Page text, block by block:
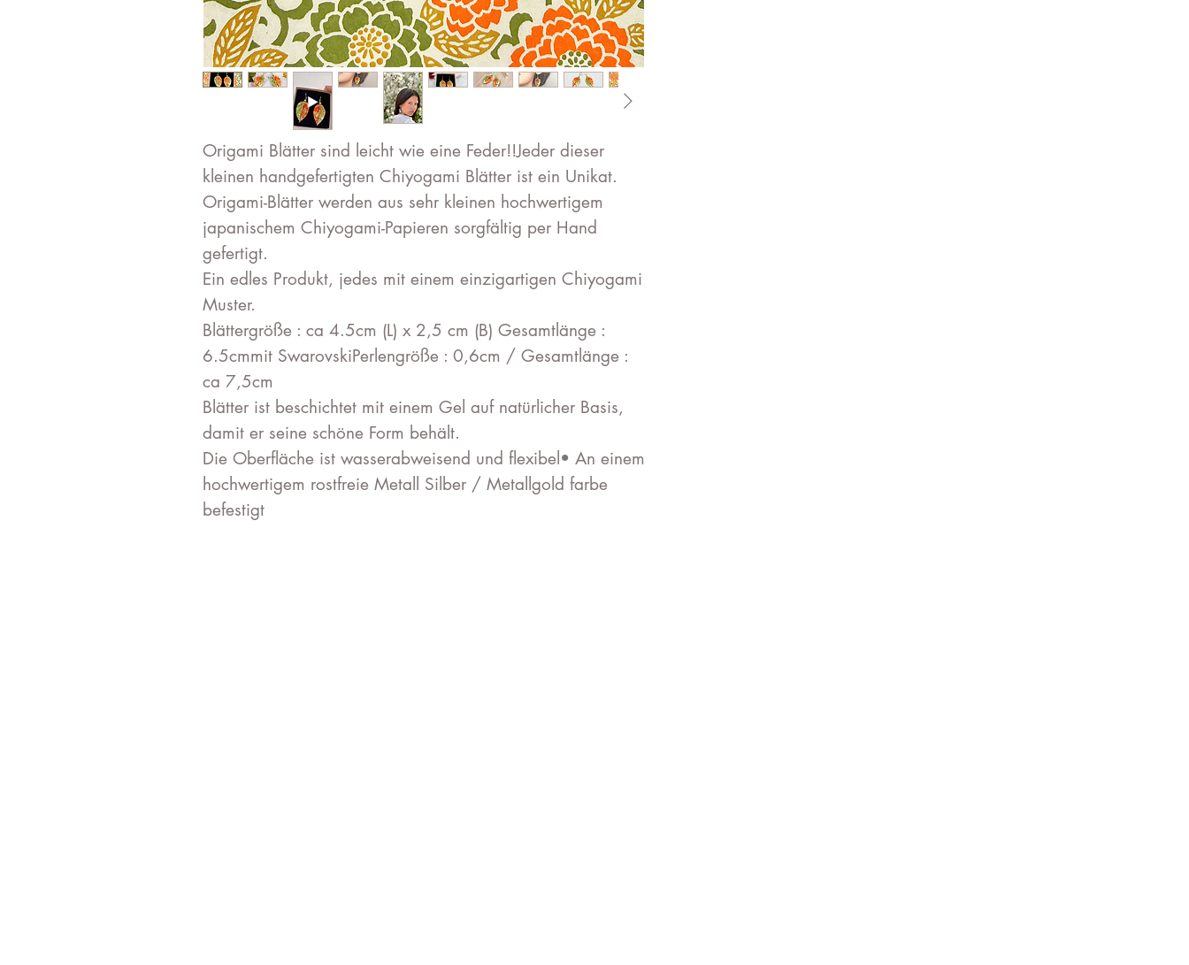
Origami Blätter sind leicht wie eine Feder!!Jeder dieser
kleinen handgefertigten Chiyogami Blätter ist ein Unikat.
Origami-Blätter werden aus sehr kleinen hochwertigem
japanischem Chiyogami-Papieren sorgfältig per Hand
gefertigt.
Ein edles Produkt, jedes mit einem einzigartigen Chiyogami
Muster.
Blättergröße : ca 4.5cm (L) x 2,5 cm (B) Gesamtlänge :
6.5cmmit SwarovskiPerlengröße : 0,6cm / Gesamtlänge :
ca 7,5cm
Blätter ist beschichtet mit einem Gel auf natürlicher Basis,
damit er seine schöne Form behält.
Die Oberfläche ist wasserabweisend und flexibel• An einem
hochwertigem rostfreie Metall Silber / Metallgold farbe
befestigt